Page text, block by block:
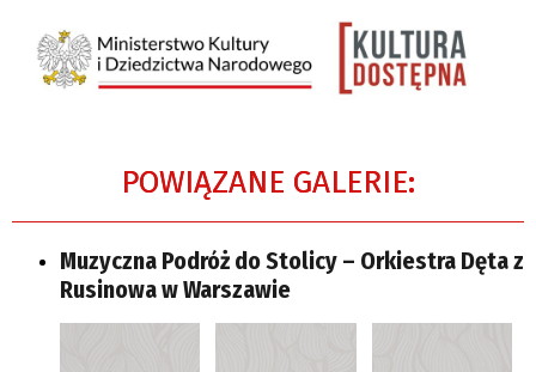
POWIĄZANE GALERIE:
Muzyczna Podróż do Stolicy – Orkiestra Dęta z
Rusinowa w Warszawie